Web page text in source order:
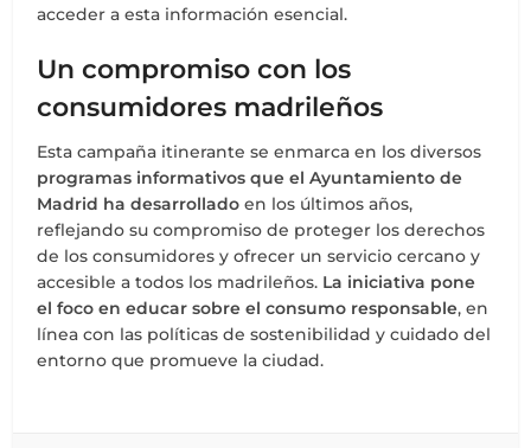
acceder a esta información esencial.
Un compromiso con los
consumidores madrileños
Esta campaña itinerante se enmarca en los diversos
programas informativos que el Ayuntamiento de
Madrid ha desarrollado en los últimos años,
reflejando su compromiso de proteger los derechos
de los consumidores y ofrecer un servicio cercano y
accesible a todos los madrileños. La iniciativa pone
el foco en educar sobre el consumo responsable, en
línea con las políticas de sostenibilidad y cuidado del
entorno que promueve la ciudad.